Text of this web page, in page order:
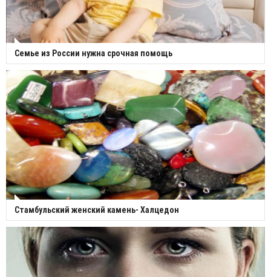
Семье из России нужна срочная помощь
Стамбульский женский камень- Халцедон